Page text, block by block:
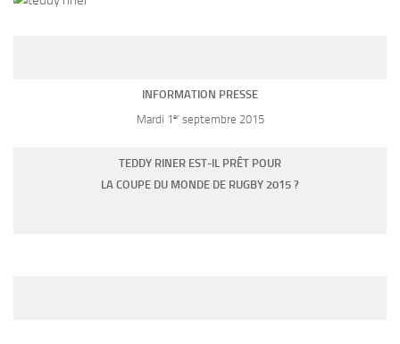
INFORMATION PRESSE
Mardi 1 erseptembre 2015
TEDDY RINER EST-IL PRÊT POUR
LA COUPE DU MONDE DE RUGBY 2015 ?